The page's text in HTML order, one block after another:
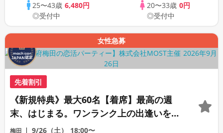
25〜43歳6,480円
◎受付中
20〜33歳 0円
◎受付中
女性急募
先着割引
《新規特典》最大60名【着席】最高の週
末、はじまる。ワンランク上の出逢いをあ
なたへ。
梅田 9/26（土） 18:00〜